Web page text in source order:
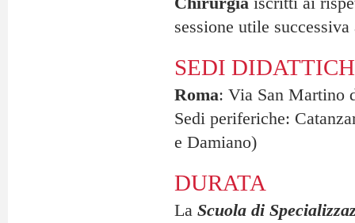
sessione utile
SEDI
Roma: Via San Martino
Sedi periferiche:
e Damiano)
DURATA
La Scuola di